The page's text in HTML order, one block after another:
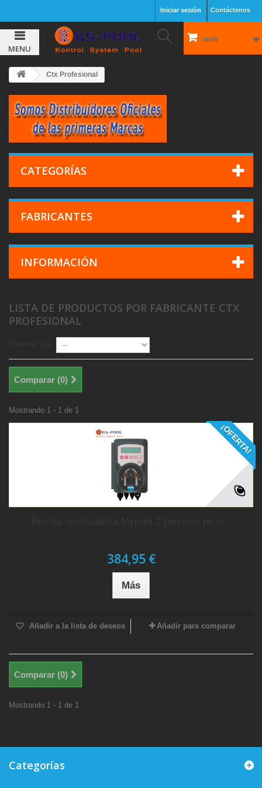
Contáctenos
Iniciar sesión
vacío
MENU
Ctx Profesional
CATEGORÍAS
FABRICANTES
INFORMACIÓN
LISTA DE PRODUCTOS POR FABRICANTE CTX
PROFESIONAL
Comparar (0)
Mostrando 1 - 1 de 1
¡OFERTA!
384,95 €
Más
Añadir a la lista de deseos Añadir para comparar
Comparar (0)
Mostrando 1 - 1 de 1
Categorías